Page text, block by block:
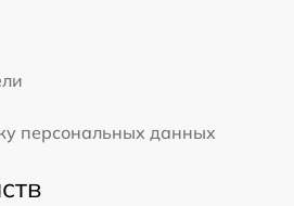
персональных данных